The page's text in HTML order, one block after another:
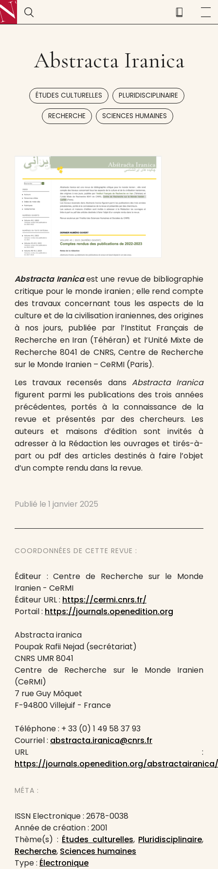
Abstracta Iranica
ÉTUDES CULTURELLES , PLURIDISCIPLINAIRE
RECHERCHE , SCIENCES HUMAINES
Abstracta Iranicaest une revue de bibliographie
critique pour le monde iranien ; elle rend compte
des travaux concernant tous les aspects de la
culture et de la civilisation iraniennes, des origines
à nos jours, publiée par l’Institut Français de
Recherche en Iran (Téhéran) et l’Unité Mixte de
Recherche 8041 de CNRS, Centre de Recherche
sur le Monde Iranien – CeRMI (Paris).
Les travaux recensés dans Abstracta Iranica
figurent parmi les publications des trois années
précédentes, portés à la connaissance de la
revue et présentés par des chercheurs. Les
auteurs et maisons d’édition sont invités à
adresser à la Rédaction les ouvrages et tirés-à-
part ou pdf des articles destinés à faire l’objet
d’un compte rendu dans la revue.
Publié le 1 janvier 2025
COORDONNÉES DE CETTE REVUE :
Éditeur : Centre de Recherche sur le Monde
Iranien - CeRMI
Éditeur URL : https://cermi.cnrs.fr/
Portail : https://journals.openedition.org
Abstracta iranica
Poupak Rafii Nejad (secrétariat)
CNRS UMR 8041
Centre de Recherche sur le Monde Iranien
(CeRMI)
7 rue Guy Môquet
F-94800 Villejuif - France
Téléphone : + 33 (0) 1 49 58 37 93
Courriel : abstracta.iranica@cnrs.fr
URL :
https://journals.openedition.org/abstractairanica/
MÉTA :
ISSN Electronique : 2678-0038
Année de création : 2001
Thème(s) : Études culturelles, Pluridisciplinaire,
Recherche, Sciences humaines
Type : Électronique